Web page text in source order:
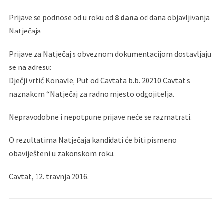
Prijave se podnose od u roku od 8 dana od dana objavljivanja
Natječaja.
Prijave za Natječaj s obveznom dokumentacijom dostavljaju
se na adresu:
Dječji vrtić Konavle, Put od Cavtata b.b. 20210 Cavtat s
naznakom “Natječaj za radno mjesto odgojitelja.
Nepravodobne i nepotpune prijave neće se razmatrati.
O rezultatima Natječaja kandidati će biti pismeno
obaviješteni u zakonskom roku.
Cavtat, 12. travnja 2016.